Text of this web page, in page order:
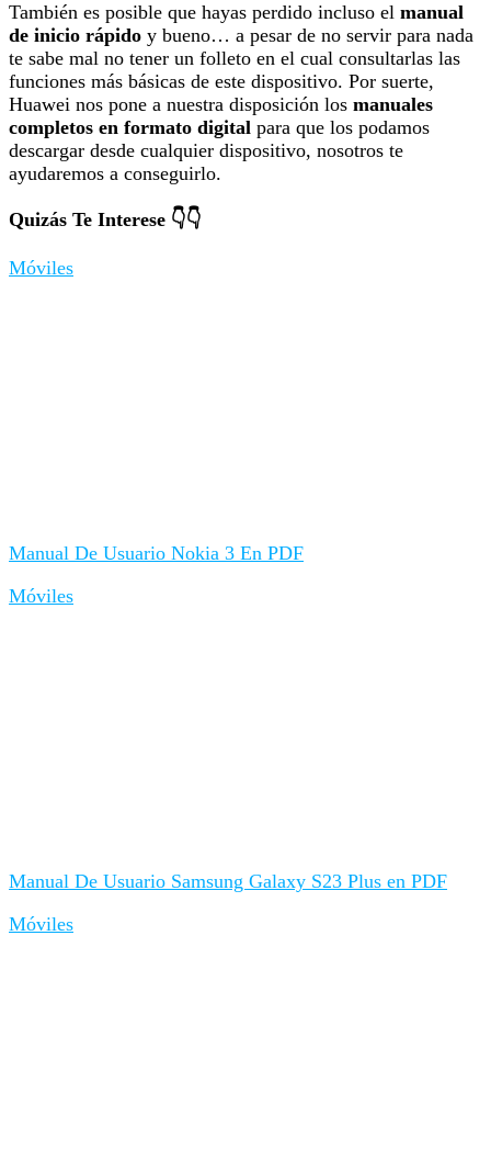
También es posible que hayas perdido incluso el manual
de inicio rápido y bueno… a pesar de no servir para nada
te sabe mal no tener un folleto en el cual consultarlas las
funciones más básicas de este dispositivo. Por suerte,
Huawei nos pone a nuestra disposición los manuales
completos en formato digital para que los podamos
descargar desde cualquier dispositivo, nosotros te
ayudaremos a conseguirlo.
Quizás Te Interese 👇👇
Móviles
Manual De Usuario Nokia 3 En PDF
Móviles
Manual De Usuario Samsung Galaxy S23 Plus en PDF
Móviles